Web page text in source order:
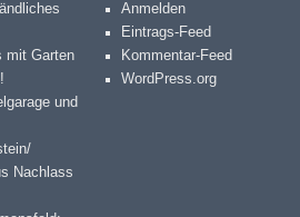
mit Garten
und
Nachlass
Anmelden
Eintrags-Feed
Kommentar-Feed
WordPress.org